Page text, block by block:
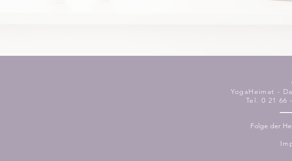
YogaHeimat -
Tel. 0 21 66
Folge der